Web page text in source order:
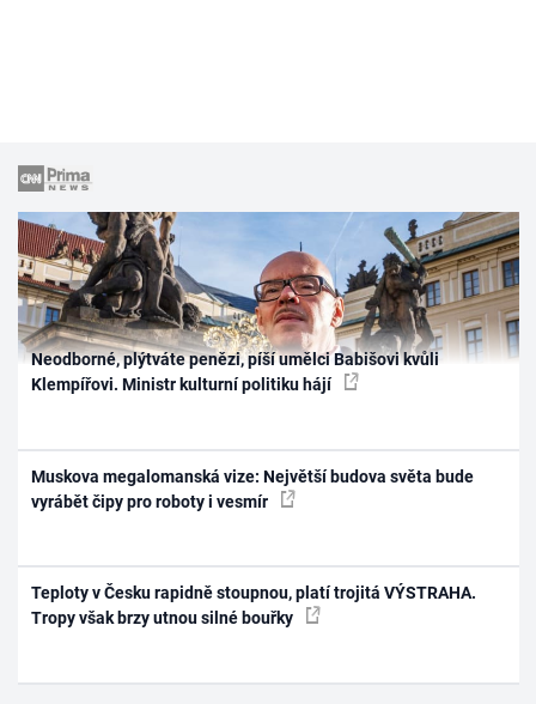
Neodborné, plýtváte penězi, píší umělci Babišovi kvůli
Klempířovi. Ministr kulturní politiku hájí
Muskova megalomanská vize: Největší budova světa bude
vyrábět čipy pro roboty i vesmír
Teploty v Česku rapidně stoupnou, platí trojitá VÝSTRAHA.
Tropy však brzy utnou silné bouřky